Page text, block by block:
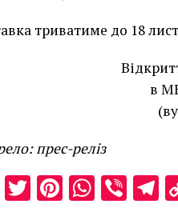
триватиме до 18
в
прес-реліз
Facebook
Twitter
Pinterest